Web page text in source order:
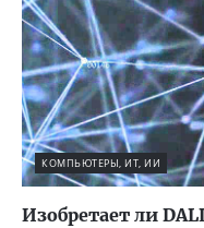
КОМПЬЮТЕРЫ, ИТ, ИИ
Изобретает ли